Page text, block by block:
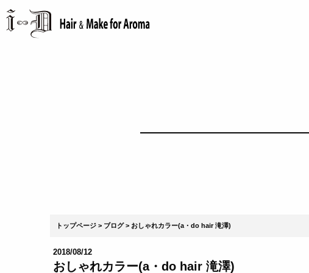
トップページ ブログ おしゃれカラー(a・do hair 滝澤)
2018/08/12
おしゃれカラー(a・do hair 滝澤)